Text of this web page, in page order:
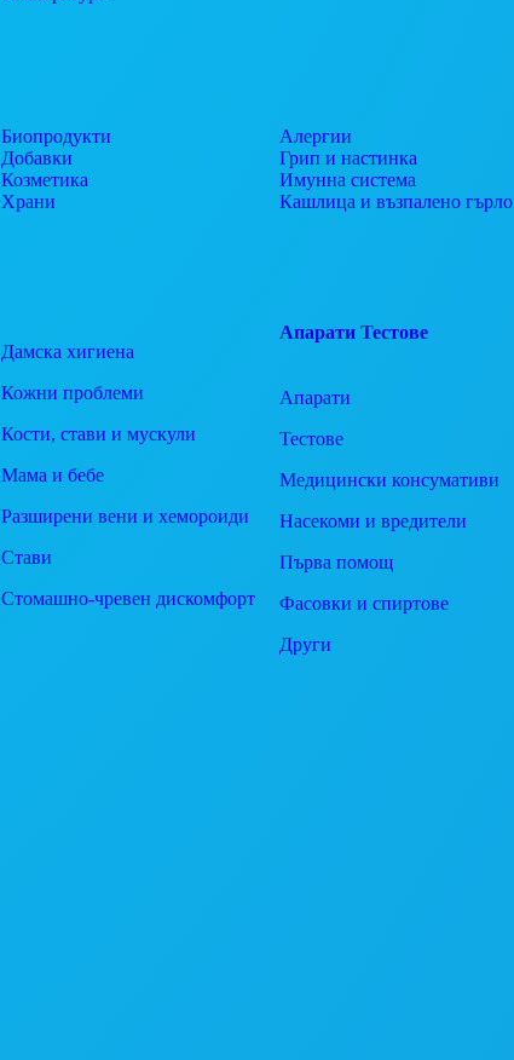
Биопродукти
Добавки
Козметика
Храни
Алергии
Грип и настинка
Имунна система
Кашлица и възпалено гърло
Дамска хигиена
Кожни проблеми
Кости, стави и мускули
Мама и бебе
Разширени вени и хемороиди
Стави
Стомашно-чревен дискомфорт
Апарати Тестове
Апарати
Тестове
Медицински консумативи
Насекоми и вредители
Първа помощ
Фасовки и спиртове
Други